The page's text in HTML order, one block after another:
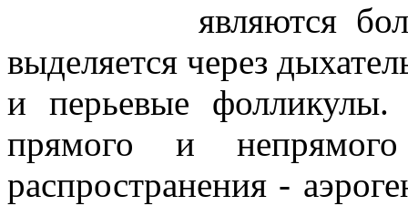
являются
выделяется через
и перьевые фолликулы.
прямого и
распространения -